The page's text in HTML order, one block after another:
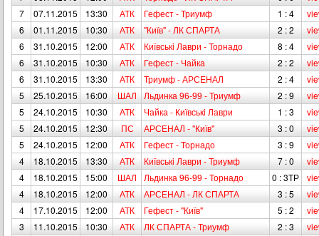
7
07.11.2015 13:30 АТК Гефест - Триумф 1 : 4
6
01.11.2015 10:30 АТК "Київ" - ЛК СПАРТА 2 : 2
6
31.10.2015 12:00 АТК Київськi Лаври - Торнадо 8 : 4
6
31.10.2015 10:30 АТК Гефест - Чайка 2 : 2
6
31.10.2015 13:30 АТК Триумф - АРСЕНАЛ 2 : 4
5
25.10.2015 16:00 ШАЛ Льдинка 96-99 - Триумф 2 : 9
5
24.10.2015 10:30 АТК Чайка - Київськi Лаври 1 : 3
5
24.10.2015 12:30 ПС АРСЕНАЛ - "Київ" 3 : 0
5
24.10.2015 12:00 АТК Гефест - Торнадо 3 : 9
4
18.10.2015 13:30 АТК Київськi Лаври - Триумф 7 : 0
4
18.10.2015 15:00 ШАЛ Льдинка 96-99 - Торнадо 0 : 3ТР
4
18.10.2015 12:00 АТК АРСЕНАЛ - ЛК СПАРТА 3 : 5
4
17.10.2015 12:00 АТК Гефест - "Київ" 5 : 2
3
11.10.2015 10:30 АТК ЛК СПАРТА - Триумф 2 : 3